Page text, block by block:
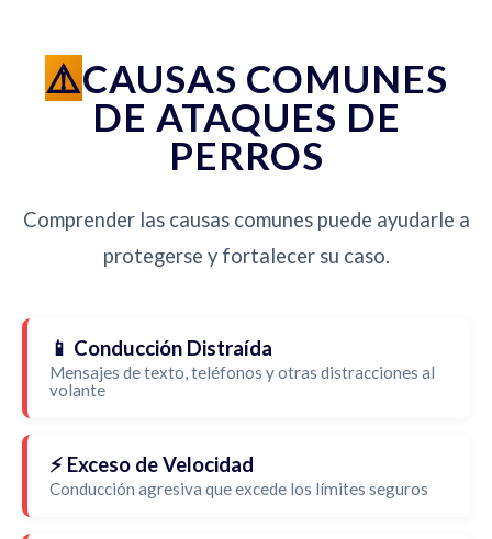
CAUSAS COMUNES
DE ATAQUES DE
PERROS
Comprender las causas comunes puede ayudarle a
protegerse y fortalecer su caso.
📱 Conducción Distraída
Mensajes de texto, teléfonos y otras distracciones al
volante
⚡ Exceso de Velocidad
Conducción agresiva que excede los límites seguros